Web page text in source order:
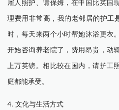
雇人照护、请保姆，在中国比英国
理费用非常高，我的老邻居的护工
时，每天来两个小时帮她沐浴更衣
开始咨询养老院了，费用昂贵，动
上万英镑。相比较在国内，请护工
庭都能承受。
4. 文化与生活方式